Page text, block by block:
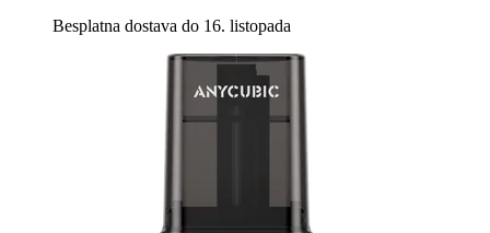
Besplatna dostava do 16. listopada